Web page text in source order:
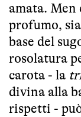
amata. Men
profumo,
base del
rosolatura
carota - la
divina alla
rispetti -